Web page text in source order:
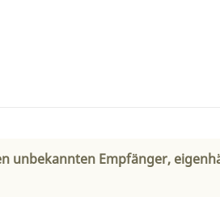
unbekannten Empfänger,